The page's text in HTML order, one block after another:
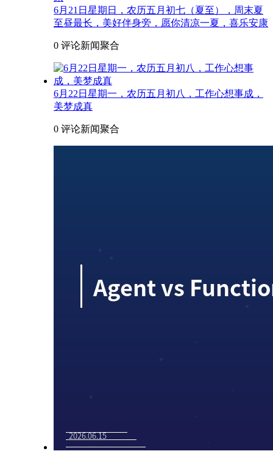
6月21日星期日，农历五月初七（夏至），周末夏
至昼最长，美好伴身旁，愿你清凉一夏，喜乐安康
0 评论新闻聚合
6月22日星期一，农历五月初八，工作心想事成，
美梦成真
0 评论新闻聚合